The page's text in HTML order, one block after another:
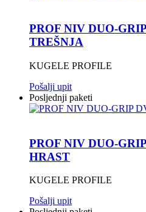
PROF NIV DUO-
TREŠNJA
KUGELE PROFILE
Pošalji upit
Posljednji paketi
PROF NIV DUO-
HRAST
KUGELE PROFILE
Pošalji upit